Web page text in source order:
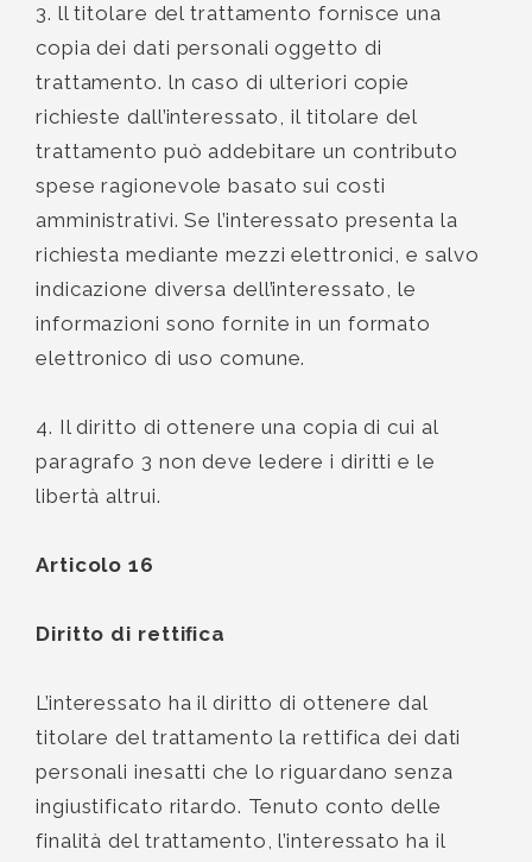
3. ll titolare del trattamento fornisce una
copia dei dati personali oggetto di
trattamento. ln caso di ulteriori copie
richieste dall’interessato, il titolare del
trattamento può addebitare un contributo
spese ragionevole basato sui costi
amministrativi. Se l’interessato presenta la
richiesta mediante mezzi elettronici, e salvo
indicazione diversa dell’interessato, le
informazioni sono fornite in un formato
elettronico di uso comune.
4. Il diritto di ottenere una copia di cui al
paragrafo 3 non deve ledere i diritti e le
libertà altrui.
Articolo 16
Diritto di rettiﬁca
L’interessato ha il diritto di ottenere dal
titolare del trattamento la rettifica dei dati
personali inesatti che lo riguardano senza
ingiustificato ritardo. Tenuto conto delle
finalità del trattamento, l’interessato ha il